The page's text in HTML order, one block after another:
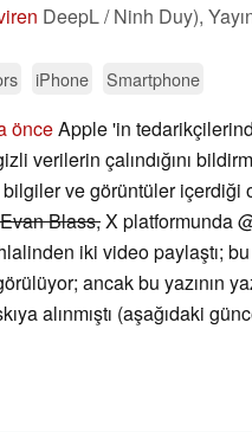
DeepL / Ninh Duy),
iPhone Smartphone
önceApple 'in
verilerin çalındığını
ve görüntüler içerdiği
Evan Blass,X platformunda
iki video paylaştı;
ancak bu yazının
alınmıştı (aşağıdaki